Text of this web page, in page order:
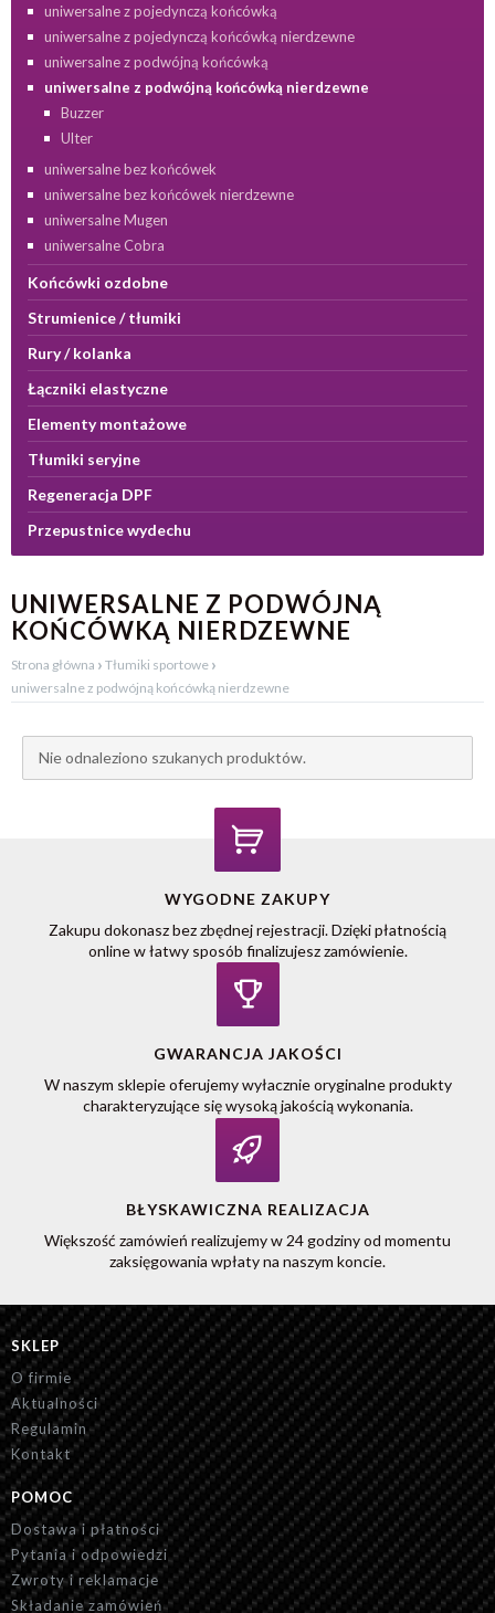
uniwersalne z pojedynczą końcówką
uniwersalne z pojedynczą końcówką nierdzewne
uniwersalne z podwójną końcówką
uniwersalne z podwójną końcówką nierdzewne
Buzzer
Ulter
uniwersalne bez końcówek
uniwersalne bez końcówek nierdzewne
uniwersalne Mugen
uniwersalne Cobra
Końcówki ozdobne
Strumienice / tłumiki
Rury / kolanka
Łączniki elastyczne
Elementy montażowe
Tłumiki seryjne
Regeneracja DPF
Przepustnice wydechu
UNIWERSALNE Z PODWÓJNĄ
KOŃCÓWKĄ NIERDZEWNE
Strona główna › Tłumiki sportowe ›
uniwersalne z podwójną końcówką nierdzewne
Nie odnaleziono szukanych produktów.
WYGODNE ZAKUPY
Zakupu dokonasz bez zbędnej rejestracji. Dzięki płatnością
online w łatwy sposób finalizujesz zamówienie.
GWARANCJA JAKOŚCI
W naszym sklepie oferujemy wyłacznie oryginalne produkty
charakteryzujące się wysoką jakością wykonania.
BŁYSKAWICZNA REALIZACJA
Większość zamówień realizujemy w 24 godziny od momentu
zaksięgowania wpłaty na naszym koncie.
SKLEP
O firmie
Aktualności
Regulamin
Kontakt
POMOC
Dostawa i płatności
Pytania i odpowiedzi
Zwroty i reklamacje
Składanie zamówień